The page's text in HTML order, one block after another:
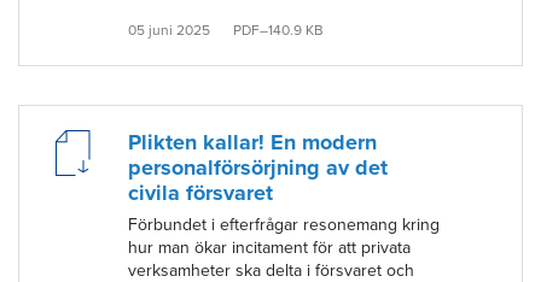
05 juni 2025 PDF–140.9 KB
Plikten kallar! En modern
personalförsörjning av det
civila försvaret
Förbundet i efterfrågar resonemang kring
hur man ökar incitament för att privata
verksamheter ska delta i försvaret och